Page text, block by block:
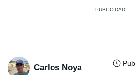
Carlos Noya